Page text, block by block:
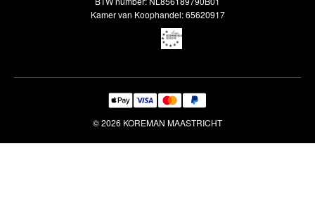
Kamer van Koophandel: 65620917
© 2026 KOREMAN MAASTRICHT